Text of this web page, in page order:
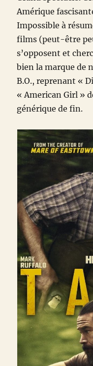
Amérique
Impossible à
films (peut-être
s’opposent et
bien la marque de
B.O., reprenant «
« American Girl »
générique de fin.